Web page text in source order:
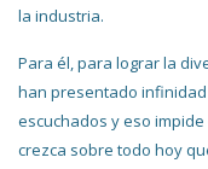
la industria.
Para él, para lograr la
han presentado
escuchados y eso
crezca sobre todo hoy